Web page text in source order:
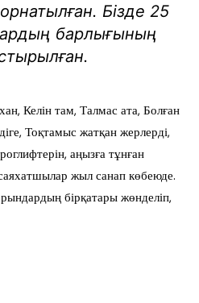
Бізде 25
барлығының
Келін там, Талмас ата, Болған
Тоқтамыс жатқан жерлерді,
аңызға тұнған
жыл санап көбеюде.
бірқатары жөнделіп,